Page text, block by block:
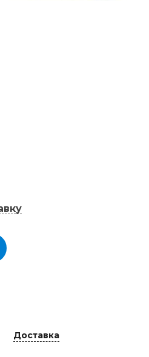
Доставка